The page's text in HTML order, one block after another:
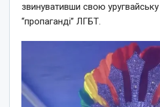
звинувативши свою уругвайську
“пропаганді” ЛГБТ.